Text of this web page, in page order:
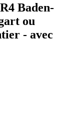
Baden-
ou
- avec